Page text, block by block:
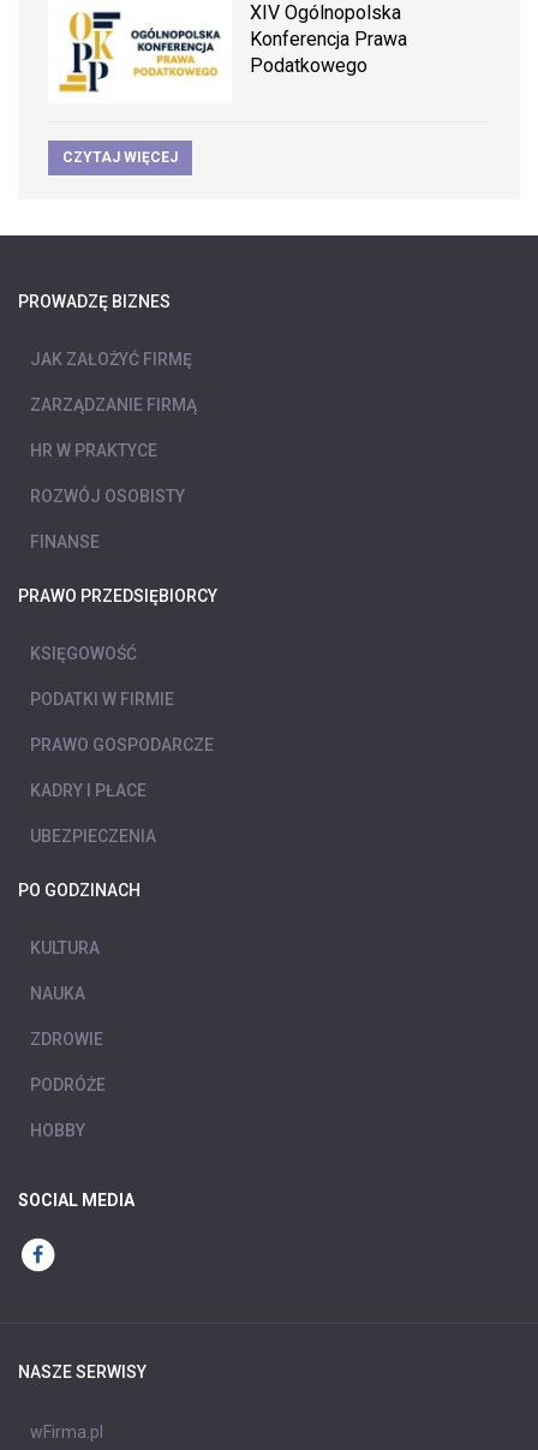
XIV Ogólnopolska
Konferencja Prawa
Podatkowego
CZYTAJ WIĘCEJ
PROWADZĘ BIZNES
JAK ZAŁOŻYĆ FIRMĘ
ZARZĄDZANIE FIRMĄ
HR W PRAKTYCE
ROZWÓJ OSOBISTY
FINANSE
PRAWO PRZEDSIĘBIORCY
KSIĘGOWOŚĆ
PODATKI W FIRMIE
PRAWO GOSPODARCZE
KADRY I PŁACE
UBEZPIECZENIA
PO GODZINACH
KULTURA
NAUKA
ZDROWIE
PODRÓŻE
HOBBY
SOCIAL MEDIA
NASZE SERWISY
wFirma.pl